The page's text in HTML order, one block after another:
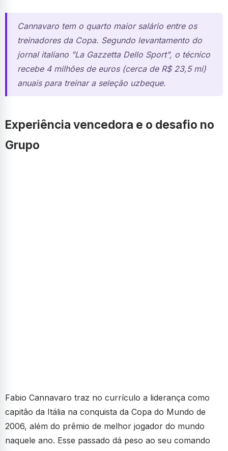
Cannavaro tem o quarto maior salário entre os
treinadores da Copa. Segundo levantamento do
jornal italiano "La Gazzetta Dello Sport", o técnico
recebe 4 milhões de euros (cerca de R$ 23,5 mi)
anuais para treinar a seleção uzbeque.
Experiência vencedora e o desafio no
Grupo
Fabio Cannavaro traz no currículo a liderança como
capitão da Itália na conquista da Copa do Mundo de
2006, além do prêmio de melhor jogador do mundo
naquele ano. Esse passado dá peso ao seu comando